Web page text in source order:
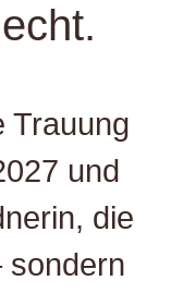
Trauung
und
die
sondern